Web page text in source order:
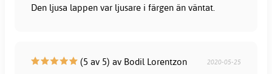
Den ljusa lappen var ljusare i färgen än väntat.
(5 av 5) av Bodil Lorentzon 2020-05-25